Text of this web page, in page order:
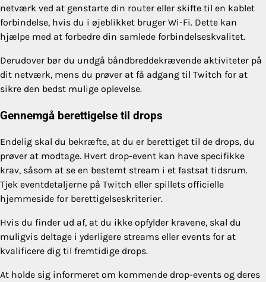
netværk ved at genstarte din router eller skifte til en kablet
forbindelse, hvis du i øjeblikket bruger Wi-Fi. Dette kan
hjælpe med at forbedre din samlede forbindelseskvalitet.
Derudover bør du undgå båndbreddekrævende aktiviteter på
dit netværk, mens du prøver at få adgang til Twitch for at
sikre den bedst mulige oplevelse.
Gennemgå berettigelse til drops
Endelig skal du bekræfte, at du er berettiget til de drops, du
prøver at modtage. Hvert drop-event kan have specifikke
krav, såsom at se en bestemt stream i et fastsat tidsrum.
Tjek eventdetaljerne på Twitch eller spillets officielle
hjemmeside for berettigelseskriterier.
Hvis du finder ud af, at du ikke opfylder kravene, skal du
muligvis deltage i yderligere streams eller events for at
kvalificere dig til fremtidige drops.
At holde sig informeret om kommende drop-events og deres